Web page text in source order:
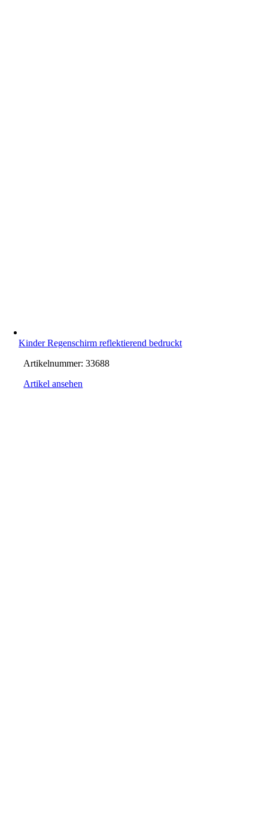
Kinder Regenschirm reflektierend bedruckt
Artikelnummer:33688
Artikel ansehen